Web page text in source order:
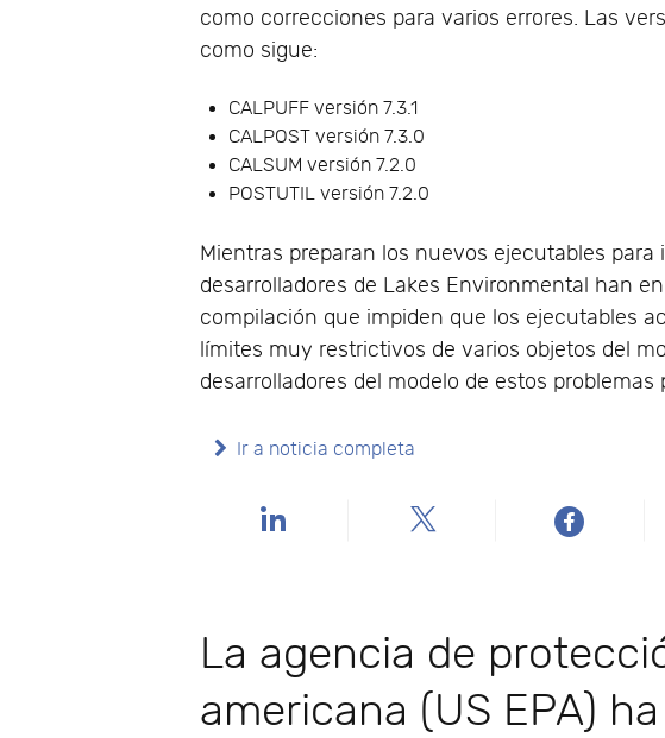
como correcciones para varios errores. Las
como sigue:
CALPUFF versión 7.3.1
CALPOST versión 7.3.0
CALSUM versión 7.2.0
POSTUTIL versión 7.2.0
Mientras preparan los nuevos ejecutables para
desarrolladores de Lakes Environmental han
compilación que impiden que los ejecutables
límites muy restrictivos de varios objetos del
desarrolladores del modelo de estos problemas
Ir a noticia completa
La agencia de
americana (US EPA)